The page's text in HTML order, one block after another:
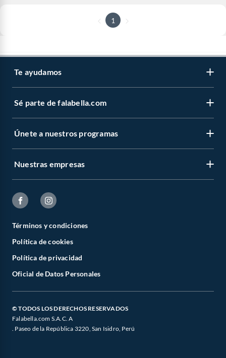
1
Te ayudamos
Sé parte de falabella.com
Únete a nuestros programas
Nuestras empresas
Términos y condiciones
Política de cookies
Política de privacidad
Oficial de Datos Personales
© TODOS LOS DERECHOS RESERVADOS
Falabella.com S.A.C. A
. Paseo de la República 3220, San Isidro, Perú